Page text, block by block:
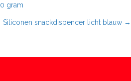
gram
Siliconen snackdispencer licht blauw →